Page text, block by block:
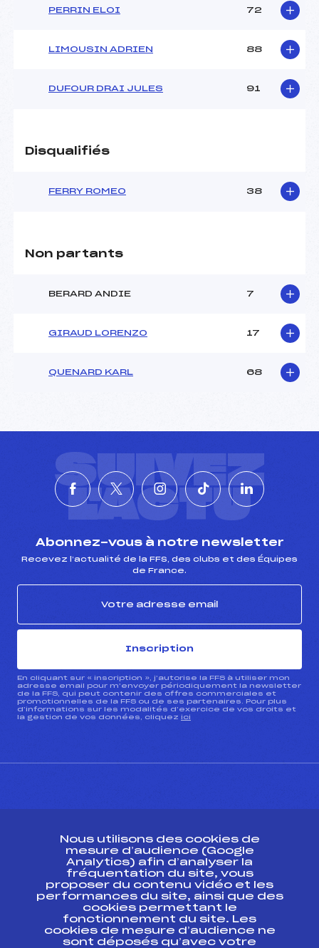
PERRIN ELOI 72
LIMOUSIN ADRIEN 88
DUFOUR DRAI JULES 91
Disqualifiés
FERRY ROMEO 38
Non partants
BERARD ANDIE 7
GIRAUD LORENZO 17
QUENARD KARL 68
SUIVEZ
L'ACTU
Abonnez-vous à notre newsletter
Recevez l’actualité de la FFS, des clubs et des Équipes
de France.
Inscription
En cliquant sur « inscription », j’autorise la FFS à utiliser mon
adresse email pour m’envoyer périodiquement la newsletter
de la FFS, qui peut contenir des offres commerciales et
promotionnelles de la FFS ou de ses partenaires. Pour plus
d’informations sur les modalités d’exercice de vos droits et
la gestion de vos données, cliquez ici
Ressources
Pass’Neige
Projet sportif fédéral
Projet de performance fédéral
Nous utilisons des cookies de
mesure d’audience (Google
Analytics) afin d’analyser la
fréquentation du site, vous
proposer du contenu vidéo et les
performances du site, ainsi que des
cookies permettant le
fonctionnement du site. Les
cookies de mesure d’audience ne
sont déposés qu’avec votre